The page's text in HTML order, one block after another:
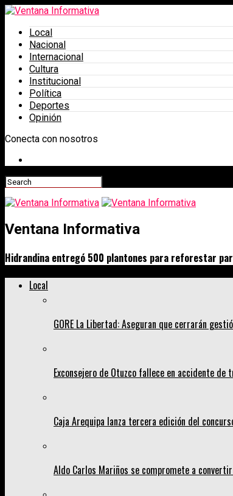
Local
Nacional
Internacional
Cultura
Institucional
Política
Deportes
Opinión
Conecta con nosotros
Ventana Informativa
Hidrandina entregó 500 plantones para reforestar
Local
GORE La Libertad: Aseguran que cerrarán
Exconsejero de Otuzco fallece en accidente de
Caja Arequipa lanza tercera edición del
Aldo Carlos Mariños se compromete a